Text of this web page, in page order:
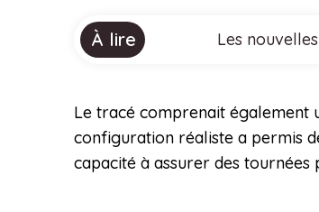
À lire Les
Le tracé comprenait également
configuration réaliste a permis
capacité à assurer des